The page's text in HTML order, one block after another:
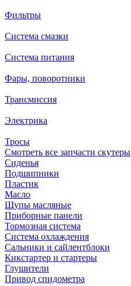
Фильтры
Система смазки
Система питания
Фары, поворотники
Трансмиссия
Электрика
Тросы
Смотреть все запчасти скутеры
Сиденья
Подшипники
Пластик
Масло
Щупы масляные
Приборные панели
Тормозная система
Система охлаждения
Сальники и сайлентблоки
Кикстартер и стартеры
Глушители
Привод спидометра